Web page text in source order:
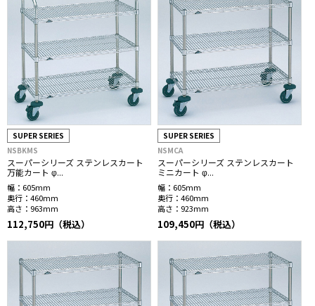
SUPER SERIES
NSBKMS
スーパーシリーズ ステンレスカート
万能カート φ...
幅： 605mm
奥行： 460mm
高さ： 963mm
112,750円（税込）
SUPER SERIES
NSMCA
スーパーシリーズ ステンレスカート
ミニカート φ...
幅： 605mm
奥行： 460mm
高さ： 923mm
109,450円（税込）